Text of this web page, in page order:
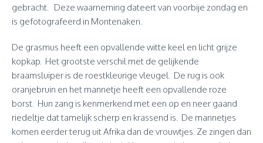
gebracht. Deze waarneming dateert van voorbije zondag en
is gefotografeerd in Montenaken.
De grasmus heeft een opvallende witte keel en licht grijze
kopkap. Het grootste verschil met de gelijkende
braamsluiper is de roestkleurige vleugel. De rug is ook
oranjebruin en het mannetje heeft een opvallende roze
borst. Hun zang is kenmerkend met een op en neer gaand
riedeltje dat tamelijk scherp en krassend is. De mannetjes
komen eerder terug uit Afrika dan de vrouwtjes. Ze zingen dan